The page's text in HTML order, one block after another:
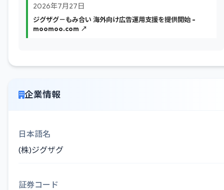
2026年7月27日
ジグザグ－もみ合い 海外向け広告運用支援を提供開始 -
moomoo.com ↗
企業情報
日本語名
(株)ジグザグ
証券コード